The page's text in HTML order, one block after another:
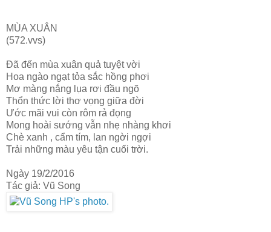
MÙA XUÂN
(572.vvs)
Đã đến mùa xuân quả tuyệt vời
Hoa ngào ngạt tỏa sắc hồng phơi
Mơ màng nắng lụa rơi đầu ngõ
Thổn thức lời thơ vọng giữa đời
Ước mãi vui còn rôm rả đọng
Mong hoài sướng vẫn nhẹ nhàng khơi
Chè xanh , cẩm tím, lan ngời ngợi
Trải những màu yêu tận cuối trời.
Ngày 19/2/2016
Tác giả: Vũ Song